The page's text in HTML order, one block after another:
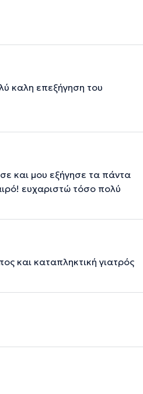
καλη επεξήγηση του
και μου εξήγησε τα πάντα
ευχαριστώ τόσο πολύ
και καταπληκτική γιατρός